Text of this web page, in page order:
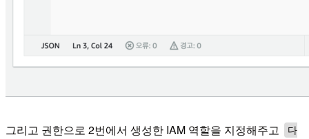
그리고 권한으로 2번에서 생성한 IAM 역할을 지정해주고
다